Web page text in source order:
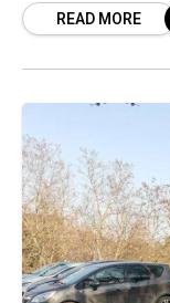
READ MORE